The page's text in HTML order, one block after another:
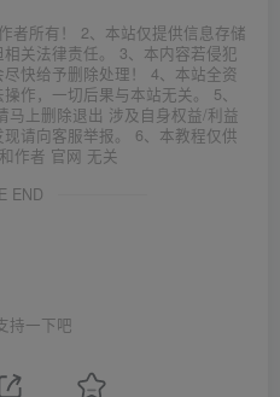
者所有！ 2、本站仅提供信息存储
关法律责任。 3、本内容若侵犯
快给予删除处理！ 4、本站全资
作，一切后果与本站无关。 5、
马上删除退出 涉及自身权益/利益
请向客服举报。 6、本教程仅供
作者 官网 无关
END
持一下吧